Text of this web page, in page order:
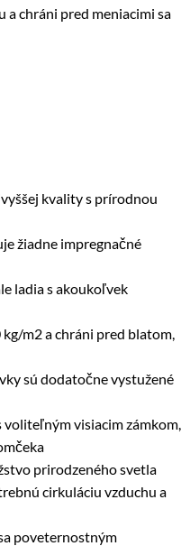
a chráni pred meniacimi sa
kvality s prírodnou
žiadne impregnačné
ladia s akoukoľvek
m2 a chráni pred blatom,
sú dodatočne vystužené
voliteľným visiacim zámkom,
prirodzeného svetla
cirkuláciu vzduchu a
poveternostným